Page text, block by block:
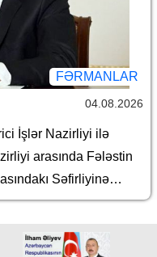
FƏRMANLAR
04.08.2026
İşlər Nazirliyi ilə
arasında Fələstin
Səfirliyinə
Protokol"un təsdiq